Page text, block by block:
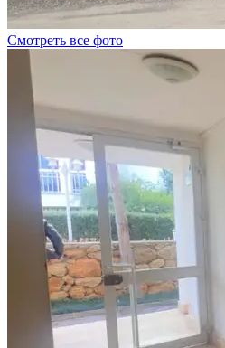
Смотреть все фото